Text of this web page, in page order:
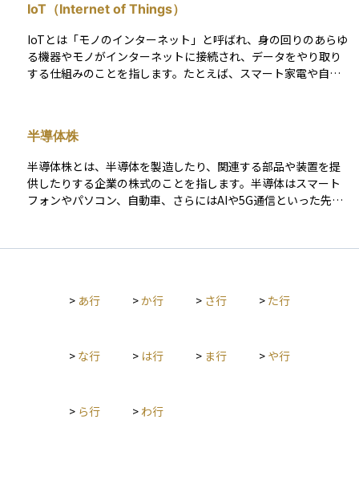
Uを設計・製造する企業は技術力と市場支配力を持つことが多
く、成長性が高いため株式市場でも注目されやすい存在です。
IoT（Internet of Things）
IoTとは「モノのインターネット」と呼ばれ、身の回りのあらゆ
る機器やモノがインターネットに接続され、データをやり取り
する仕組みのことを指します。たとえば、スマート家電や自動
開発・提供する企業は今後の成長が期待される分野に属してい
るため、投資先として注目されています。
半導体株
半導体株とは、半導体を製造したり、関連する部品や装置を提
供したりする企業の株式のことを指します。半導体はスマート
フォンやパソコン、自動車、さらにはAIや5G通信といった先端
向の影響を強く受けやすい特徴があります。資産運用の観点で
> あ行 >か行 > さ行 > た行
> な行 > は行 > ま行 > や行
> ら行 > わ行